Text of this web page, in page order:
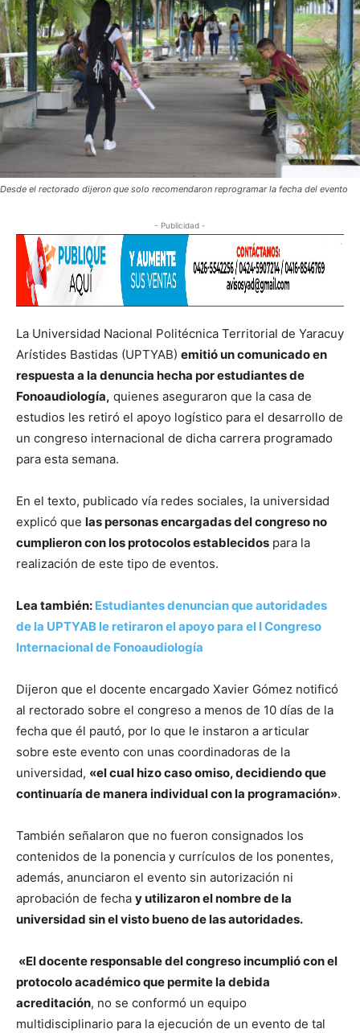
Desde el rectorado dijeron que solo recomendaron reprogramar la fecha del evento
- Publicidad -
La Universidad Nacional Politécnica Territorial de Yaracuy
Arístides Bastidas (UPTYAB) emitió un comunicado en
respuesta a la denuncia hecha por estudiantes de
Fonoaudiología, quienes aseguraron que la casa de
estudios les retiró el apoyo logístico para el desarrollo de
un congreso internacional de dicha carrera programado
para esta semana.
En el texto, publicado vía redes sociales, la universidad
explicó que las personas encargadas del congreso no
cumplieron con los protocolos establecidos para la
realización de este tipo de eventos.
Lea también: Estudiantes denuncian que autoridades
de la UPTYAB le retiraron el apoyo para el I Congreso
Internacional de Fonoaudiología
Dijeron que el docente encargado Xavier Gómez notificó
al rectorado sobre el congreso a menos de 10 días de la
fecha que él pautó, por lo que le instaron a articular
sobre este evento con unas coordinadoras de la
universidad, «el cual hizo caso omiso, decidiendo que
continuaría de manera individual con la programación».
También señalaron que no fueron consignados los
contenidos de la ponencia y currículos de los ponentes,
además, anunciaron el evento sin autorización ni
aprobación de fecha y utilizaron el nombre de la
universidad sin el visto bueno de las autoridades.
«El docente responsable del congreso incumplió con el
protocolo académico que permite la debida
acreditación, no se conformó un equipo
multidisciplinario para la ejecución de un evento de tal